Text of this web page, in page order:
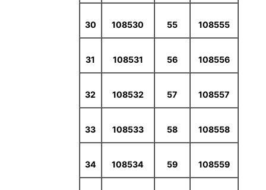
108555
55
108530
30
108556
56
108531
31
108557
57
108532
32
108558
58
108533
33
108559
59
108534
34